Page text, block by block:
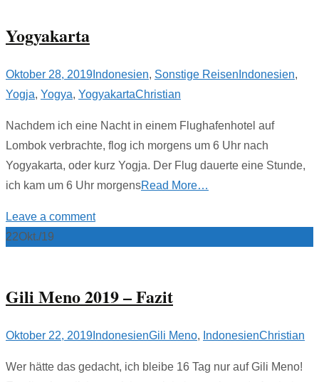
Yogyakarta
Oktober 28, 2019 Indonesien, Sonstige Reisen Indonesien,
Yogja, Yogya, YogyakartaChristian
Nachdem ich eine Nacht in einem Flughafenhotel auf
Lombok verbrachte, flog ich morgens um 6 Uhr nach
Yogyakarta, oder kurz Yogja. Der Flug dauerte eine Stunde,
ich kam um 6 Uhr morgensRead More…
Leave a comment
22Okt./19
Gili Meno 2019 – Fazit
Oktober 22, 2019 IndonesienGili Meno, IndonesienChristian
Wer hätte das gedacht, ich bleibe 16 Tag nur auf Gili Meno!